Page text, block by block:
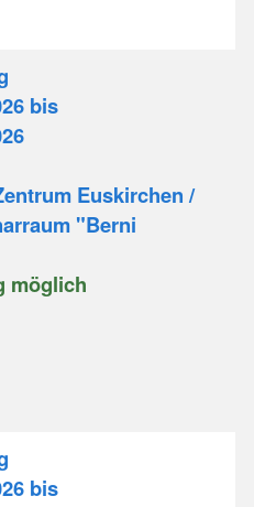
bis
Euskirchen /
"Berni
möglich
bis